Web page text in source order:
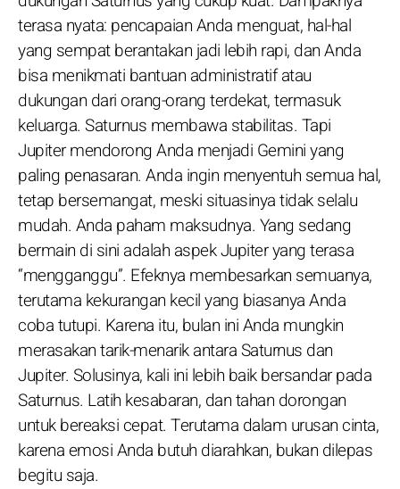
terasa nyata: pencapaian Anda menguat, hal-hal
yang sempat berantakan jadi lebih rapi, dan Anda
bisa menikmati bantuan administratif atau
dukungan dari orang-orang terdekat, termasuk
keluarga. Saturnus membawa stabilitas. Tapi
Jupiter mendorong Anda menjadi Gemini yang
paling penasaran. Anda ingin menyentuh semua hal,
tetap bersemangat, meski situasinya tidak selalu
mudah. Anda paham maksudnya. Yang sedang
bermain di sini adalah aspek Jupiter yang terasa
“mengganggu”. Efeknya membesarkan semuanya,
terutama kekurangan kecil yang biasanya Anda
coba tutupi. Karena itu, bulan ini Anda mungkin
merasakan tarik-menarik antara Saturnus dan
Jupiter. Solusinya, kali ini lebih baik bersandar pada
Saturnus. Latih kesabaran, dan tahan dorongan
untuk bereaksi cepat. Terutama dalam urusan cinta,
karena emosi Anda butuh diarahkan, bukan dilepas
begitu saja.